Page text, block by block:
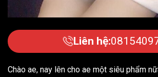
Liên hệ:
Chào ae, nay lên cho ae một siêu phẩm